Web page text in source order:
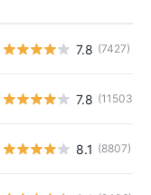
7.8 (7427)
7.8 (11503)
8.1 (8807)